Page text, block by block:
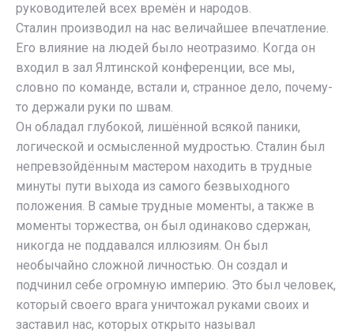
руководителей всех времён и народов.
Сталин производил на нас величайшее впечатление.
Его влияние на людей было неотразимо. Когда он
входил в зал Ялтинской конференции, все мы,
словно по команде, встали и, странное дело, почему-
то держали руки по швам.
Он обладал глубокой, лишённой всякой паники,
логической и осмысленной мудростью. Сталин был
непревзойдённым мастером находить в трудные
минуты пути выхода из самого безвыходного
положения. В самые трудные моменты, а также в
моменты торжества, он был одинаково сдержан,
никогда не поддавался иллюзиям. Он был
необычайно сложной личностью. Он создал и
подчинил себе огромную империю. Это был человек,
который своего врага уничтожал руками своих и
заставил нас, которых открыто называл